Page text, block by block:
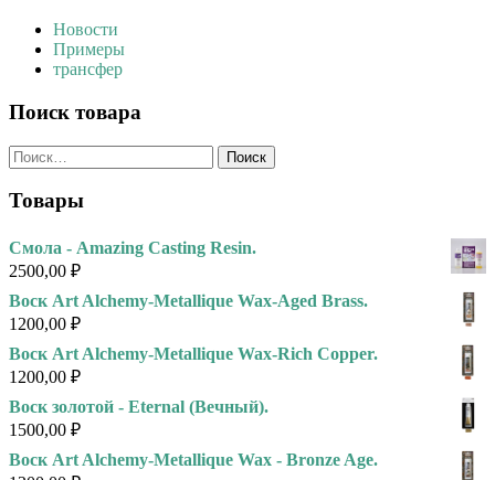
Новости
Примеры
трансфер
Поиск товара
Найти:
Товары
Смола - Amazing Casting Resin.
2500,00 ₽
Воск Art Alchemy-Metallique Wax-Aged Brass.
1200,00 ₽
Воск Art Alchemy-Metallique Wax-Rich Copper.
1200,00 ₽
Воск золотой - Eternal (Вечный).
1500,00 ₽
Воск Art Alchemy-Metallique Wax - Bronze Age.